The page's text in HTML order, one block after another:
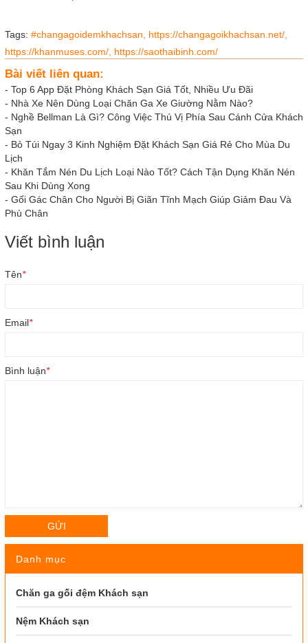
Tags: #changagoidemkhachsan, https://changagoikhachsan.net/,
https://khanmuses.com/, https://saothaibinh.com/
Bài viết liên quan:
- Top 6 App Đặt Phòng Khách Sạn Giá Tốt, Nhiều Ưu Đãi
- Nhà Xe Nên Dùng Loại Chăn Ga Xe Giường Nằm Nào?
- Nghề Bellman Là Gì? Công Việc Thú Vị Phía Sau Cánh Cửa Khách
Sạn
- Bỏ Túi Ngay 3 Kinh Nghiệm Đặt Khách Sạn Giá Rẻ Cho Mùa Du
Lịch
- Khăn Tắm Nén Du Lịch Loại Nào Tốt? Cách Tận Dụng Khăn Nén
Sau Khi Dùng Xong
- Gối Gác Chân Cho Người Bị Giãn Tĩnh Mạch Giúp Giảm Đau Và
Phù Chân
Viết bình luận
Tên*
Email*
Bình luận*
GỬI
Danh mục
Chăn ga gối đệm Khách sạn
Nệm Khách sạn